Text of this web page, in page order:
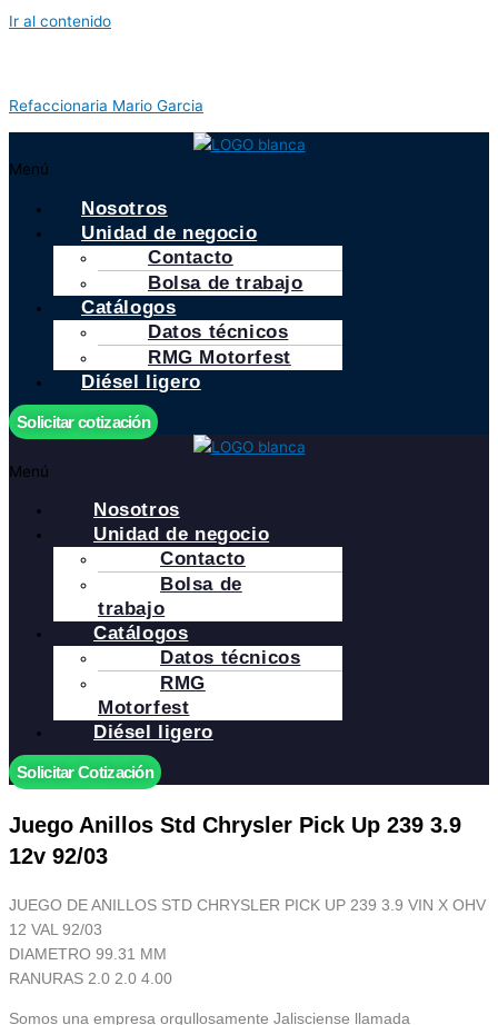
Ir al contenido
Refaccionaria Mario Garcia
Menú
Nosotros
Unidad de negocio
Contacto
Bolsa de trabajo
Catálogos
Datos técnicos
RMG Motorfest
Diésel ligero
Solicitar cotización
Menú
Nosotros
Unidad de negocio
Contacto
Bolsa de
trabajo
Catálogos
Datos técnicos
RMG
Motorfest
Diésel ligero
Solicitar Cotización
Juego Anillos Std Chrysler Pick Up 239 3.9
12v 92/03
JUEGO DE ANILLOS STD CHRYSLER PICK UP 239 3.9 VIN X OHV
12 VAL 92/03
DIAMETRO 99.31 MM
RANURAS 2.0 2.0 4.00
Somos una empresa orgullosamente Jalisciense llamada